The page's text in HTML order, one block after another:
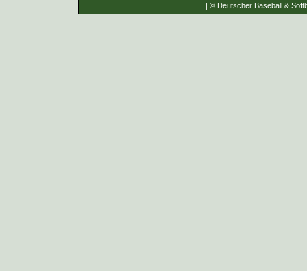
| © Deutscher Baseball &